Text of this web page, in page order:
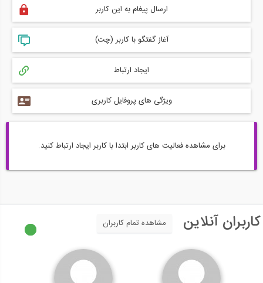
ارسال پیغام به این کاربر
آغاز گفتگو با کاربر (چت)
ایجاد ارتباط
ویژگی های پروفایل کاربری
برای مشاهده فعالیت های کاربر ابتدا با کاربر ایجاد ارتباط کنید.
کاربران آنلاین مشاهده تمام کاربران